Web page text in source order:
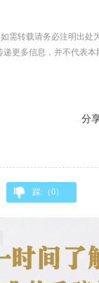
需转载请务必注明出处
更多信息，并不代表
分
踩:（0）